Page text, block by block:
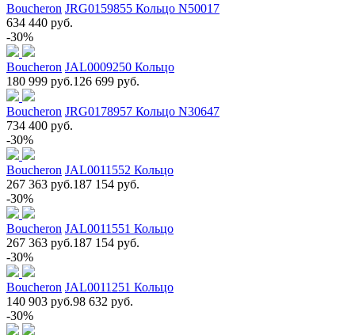
Boucheron JRG0159855 Кольцо N50017
634 440 руб.
-30%
Boucheron JAL0009250 Кольцо
180 999 руб.126 699 руб.
Boucheron JRG0178957 Кольцо N30647
734 400 руб.
-30%
Boucheron JAL0011552 Кольцо
267 363 руб.187 154 руб.
-30%
Boucheron JAL0011551 Кольцо
267 363 руб.187 154 руб.
-30%
Boucheron JAL0011251 Кольцо
140 903 руб.98 632 руб.
-30%